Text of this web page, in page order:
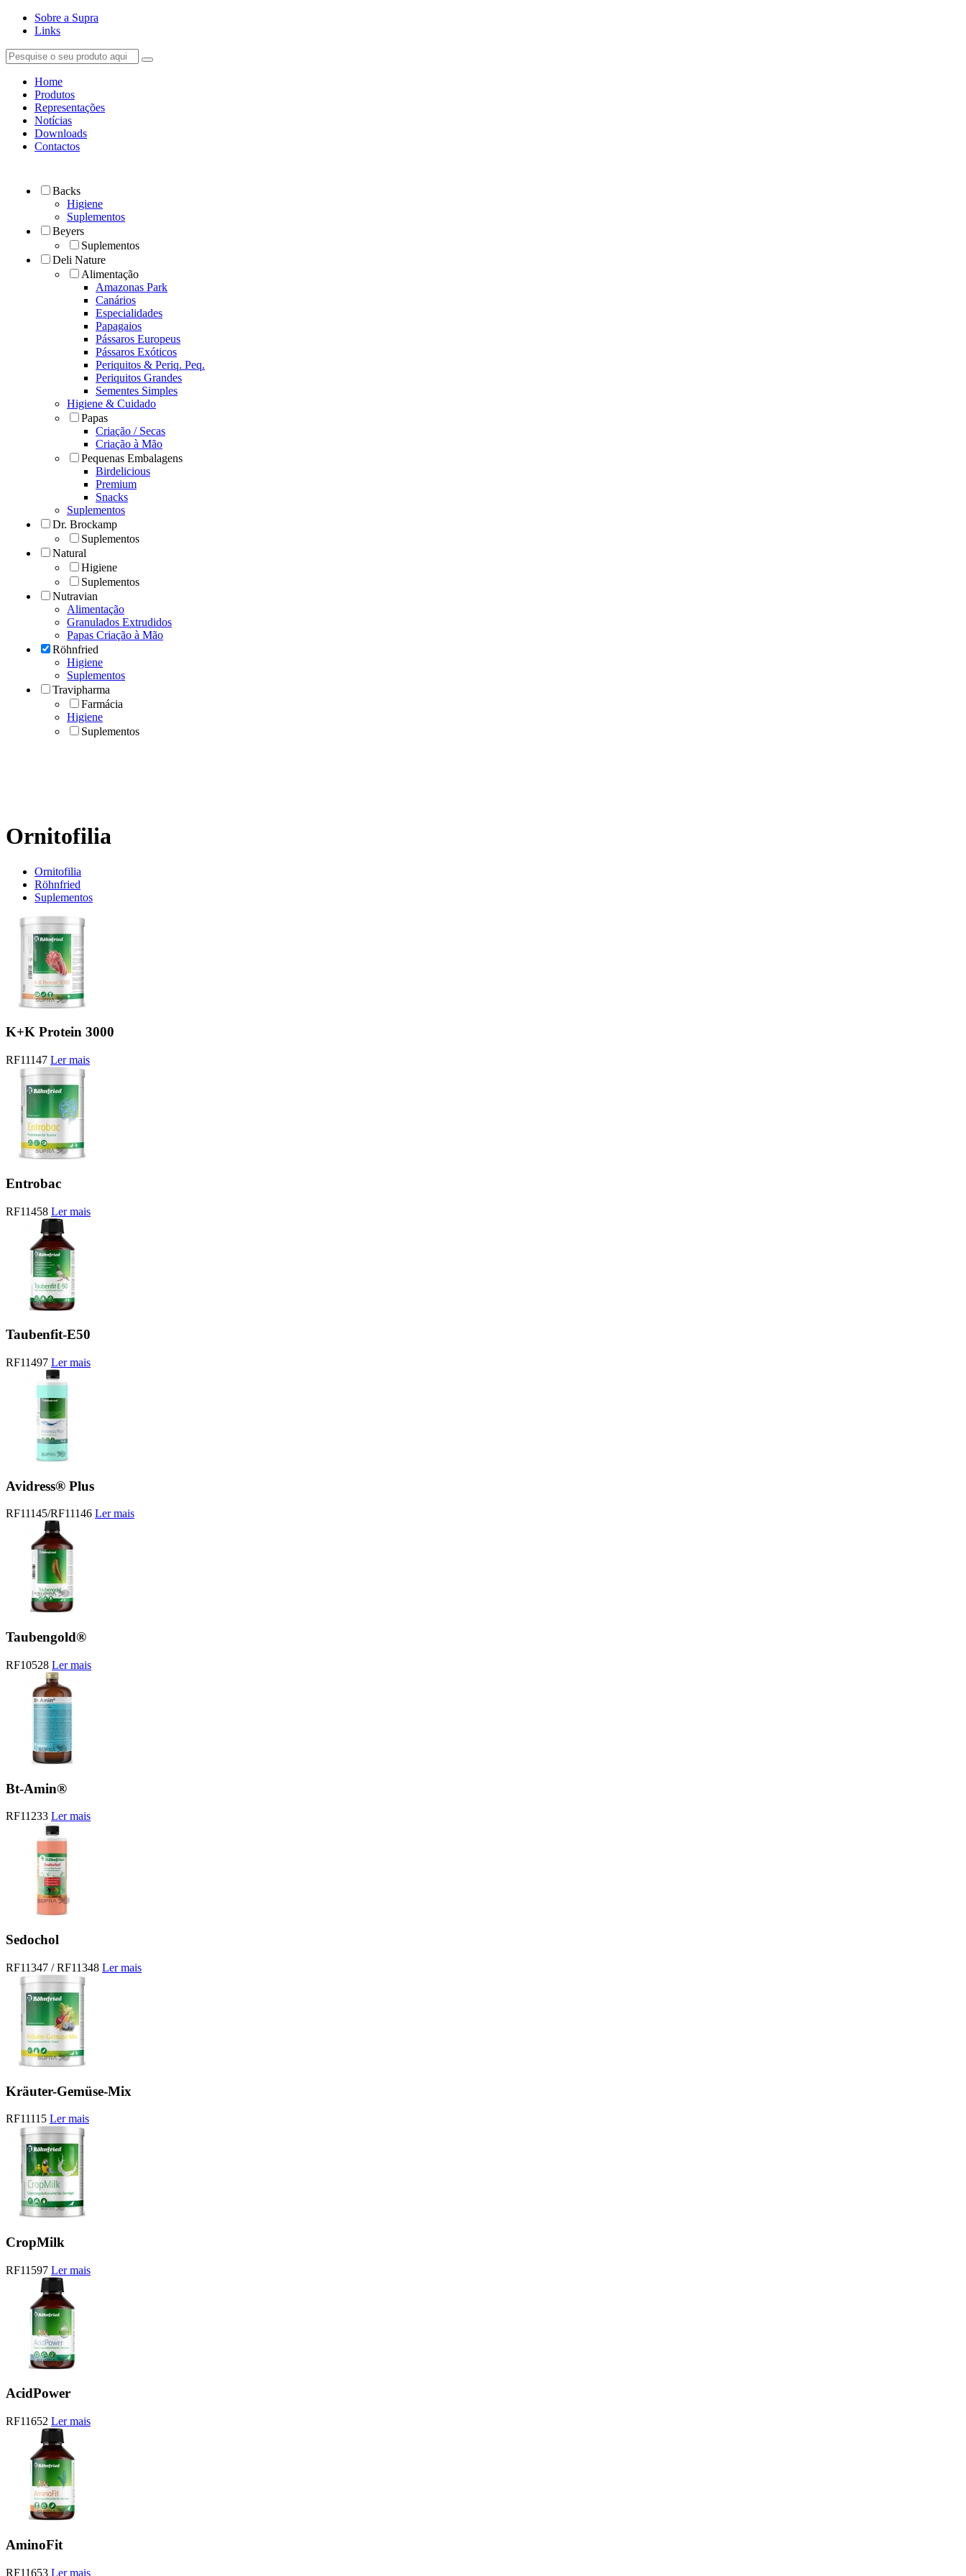
Sobre a Supra
Links
Home
Produtos
Representações
Notícias
Downloads
Contactos
Backs
Higiene
Suplementos
Beyers
Suplementos
Deli Nature
Alimentação
Amazonas Park
Canários
Especialidades
Papagaios
Pássaros Europeus
Pássaros Exóticos
Periquitos & Periq. Peq.
Periquitos Grandes
Sementes Simples
Higiene & Cuidado
Papas
Criação / Secas
Criação à Mão
Pequenas Embalagens
Birdelicious
Premium
Snacks
Suplementos
Dr. Brockamp
Suplementos
Natural
Higiene
Suplementos
Nutravian
Alimentação
Granulados Extrudidos
Papas Criação à Mão
Röhnfried
Higiene
Suplementos
Travipharma
Farmácia
Higiene
Suplementos
Ornitofilia
Ornitofilia
Röhnfried
Suplementos
K+K Protein 3000
RF11147 Ler mais
Entrobac
RF11458 Ler mais
Taubenfit-E50
RF11497 Ler mais
Avidress® Plus
RF11145/RF11146 Ler mais
Taubengold®
RF10528 Ler mais
Bt-Amin®
RF11233 Ler mais
Sedochol
RF11347 / RF11348 Ler mais
Kräuter-Gemüse-Mix
RF11115 Ler mais
CropMilk
RF11597 Ler mais
AcidPower
RF11652 Ler mais
AminoFit
RF11653 Ler mais